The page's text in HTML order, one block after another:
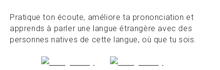
Pratique ton écoute, améliore ta prononciation et
apprends à parler une langue étrangère avec des
personnes natives de cette langue, où que tu sois.